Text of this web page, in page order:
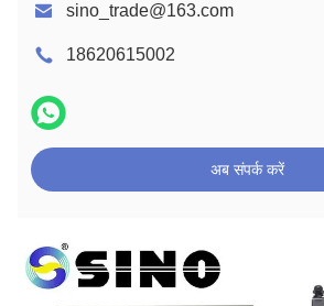
sino_trade@163.com
18620615002
अब संपर्क करें